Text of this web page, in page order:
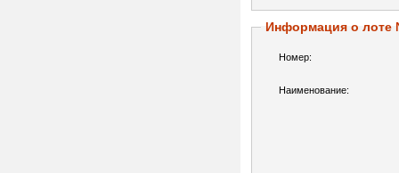
Информация о лоте
Номер:
Наименование: